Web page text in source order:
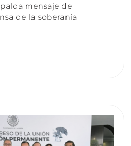
mensaje de
de la soberanía